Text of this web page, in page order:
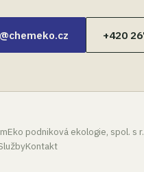
+420
podniková ekologie, spol. s
Kontakt